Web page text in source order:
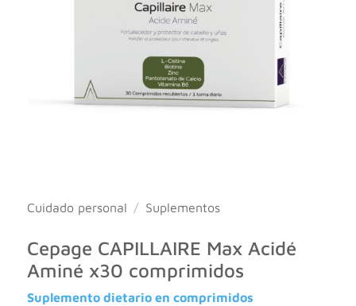
Cuidado personal / Suplementos
Cepage CAPILLAIRE Max Acidé
Aminé x30 comprimidos
Suplemento dietario en comprimidos